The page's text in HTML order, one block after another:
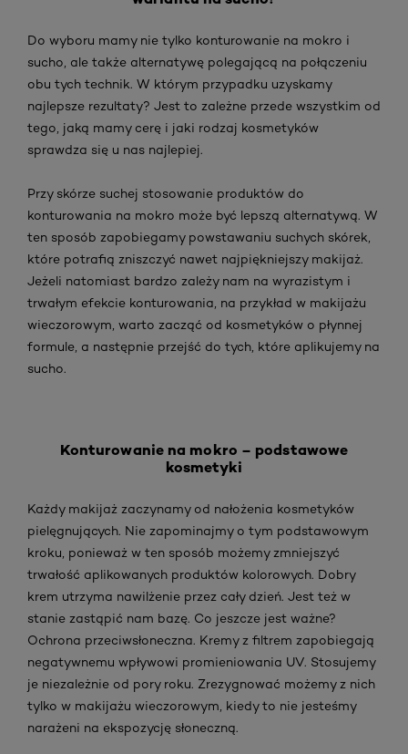
Do wyboru mamy nie tylko konturowanie na mokro i
sucho, ale także alternatywę polegającą na połączeniu
obu tych technik. W którym przypadku uzyskamy
najlepsze rezultaty? Jest to zależne przede wszystkim od
tego, jaką mamy cerę i jaki rodzaj kosmetyków
sprawdza się u nas najlepiej.
Przy skórze suchej stosowanie produktów do
konturowania na mokro może być lepszą alternatywą. W
ten sposób zapobiegamy powstawaniu suchych skórek,
które potrafią zniszczyć nawet najpiękniejszy makijaż.
Jeżeli natomiast bardzo zależy nam na wyrazistym i
trwałym efekcie konturowania, na przykład w makijażu
wieczorowym, warto zacząć od kosmetyków o płynnej
formule, a następnie przejść do tych, które aplikujemy na
sucho.
Konturowanie na mokro – podstawowe
kosmetyki
Każdy makijaż zaczynamy od nałożenia kosmetyków
pielęgnujących. Nie zapominajmy o tym podstawowym
kroku, ponieważ w ten sposób możemy zmniejszyć
trwałość aplikowanych produktów kolorowych. Dobry
krem utrzyma nawilżenie przez cały dzień. Jest też w
stanie zastąpić nam bazę. Co jeszcze jest ważne?
Ochrona przeciwsłoneczna. Kremy z filtrem zapobiegają
negatywnemu wpływowi promieniowania UV. Stosujemy
je niezależnie od pory roku. Zrezygnować możemy z nich
tylko w makijażu wieczorowym, kiedy to nie jesteśmy
narażeni na ekspozycję słoneczną.